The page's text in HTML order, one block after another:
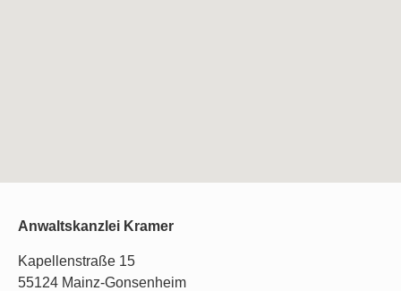
Anwaltskanzlei Kramer
Kapellenstraße 15
55124 Mainz-Gonsenheim